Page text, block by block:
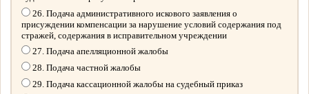
26. Подача административного искового заявления о
присуждении компенсации за нарушение условий содержания под
стражей, содержания в исправительном учреждении
27. Подача апелляционной жалобы
28. Подача частной жалобы
29. Подача кассационной жалобы на судебный приказ